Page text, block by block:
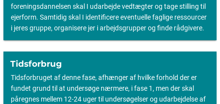
foreningsdannelsen skal I udarbejde vedtægter og tage stilling til
ejerform. Samtidig skal I identificere eventuelle faglige ressourcer
i jeres gruppe, organisere jer i arbejdsgrupper og finde rådgivere.
Tidsforbrug
Tidsforbruget af denne fase, afhænger af hvilke forhold der er
fundet grund til at undersøge nærmere, i fase 1, men der skal
påregnes mellem 12-24 uger til undersøgelser og udarbejdelse af